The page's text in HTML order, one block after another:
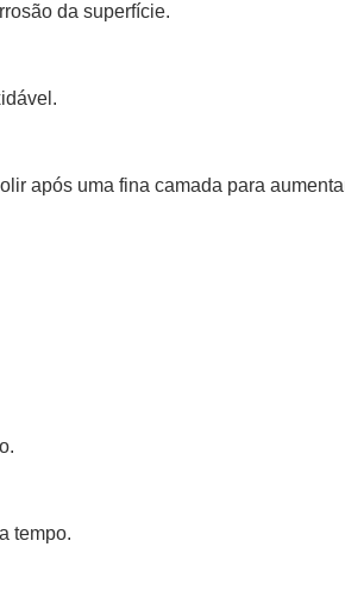
da superfície.
após uma fina camada para
tempo.